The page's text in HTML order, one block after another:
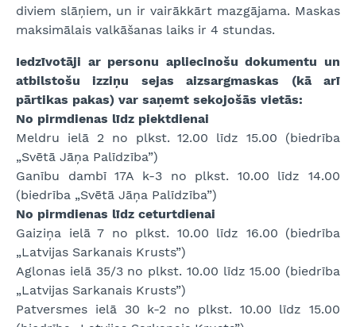
diviem slāņiem, un ir vairākkārt mazgājama. Maskas
maksimālais valkāšanas laiks ir 4 stundas.
Iedzīvotāji ar personu apliecinošu dokumentu un
atbilstošu izziņu sejas aizsargmaskas (kā arī
pārtikas pakas) var saņemt sekojošās vietās:
No pirmdienas līdz piektdienai
Meldru ielā 2 no plkst. 12.00 līdz 15.00 (biedrība
„Svētā Jāņa Palīdzība”)
Ganību dambī 17A k-3 no plkst. 10.00 līdz 14.00
(biedrība „Svētā Jāņa Palīdzība”)
No pirmdienas līdz ceturtdienai
Gaiziņa ielā 7 no plkst. 10.00 līdz 16.00 (biedrība
„Latvijas Sarkanais Krusts”)
Aglonas ielā 35/3 no plkst. 10.00 līdz 15.00 (biedrība
„Latvijas Sarkanais Krusts”)
Patversmes ielā 30 k-2 no plkst. 10.00 līdz 15.00